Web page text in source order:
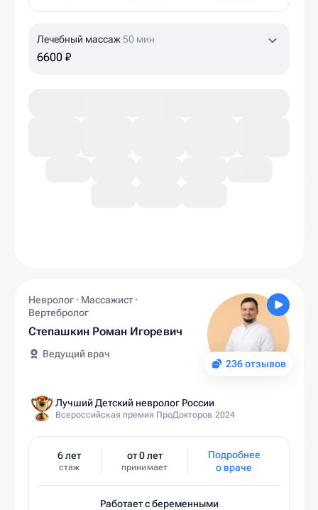
Лечебный массаж 50 мин
6600 ₽
236 отзывов
Невролог · Массажист ·
Вертебролог
Степашкин Роман Игоревич
Ведущий врач
Лучший Детский невролог России
Всероссийская премия ПроДокторов 2024
6 лет
стаж
от 0 лет
принимает
Подробнее
о враче
Работает с беременными